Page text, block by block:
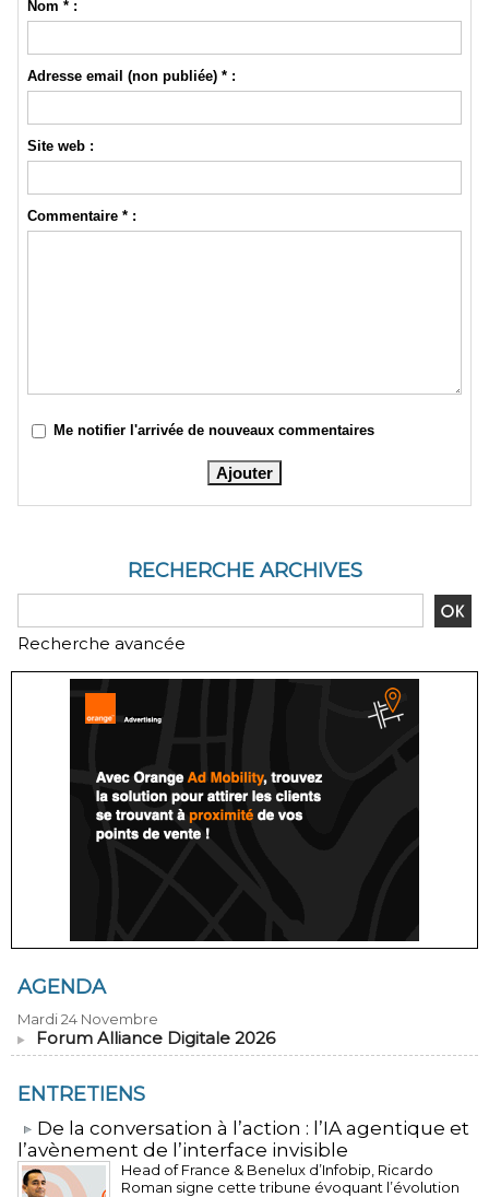
Nom * :
Adresse email (non publiée) * :
Site web :
Commentaire * :
Me notifier l'arrivée de nouveaux commentaires
RECHERCHE ARCHIVES
Recherche avancée
AGENDA
Mardi 24 Novembre
Forum Alliance Digitale 2026
ENTRETIENS
​De la conversation à l’action : l’IA agentique et
l’avènement de l’interface invisible
Head of France & Benelux d’Infobip, Ricardo
Roman signe cette tribune évoquant l’évolution